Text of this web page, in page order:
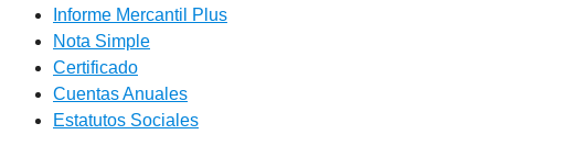
Informe Mercantil Plus
Nota Simple
Certificado
Cuentas Anuales
Estatutos Sociales